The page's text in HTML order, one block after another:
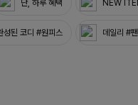
단, 하루 혜택 NEW
성된 코디 #원피스 데일리 #